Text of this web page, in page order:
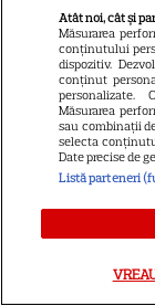
Atât noi, cât și
Măsurarea
conținutului
dispozitiv.
conținut
personalizate.
Măsurarea
sau combinații
selecta
Date precise de
Listă parteneri